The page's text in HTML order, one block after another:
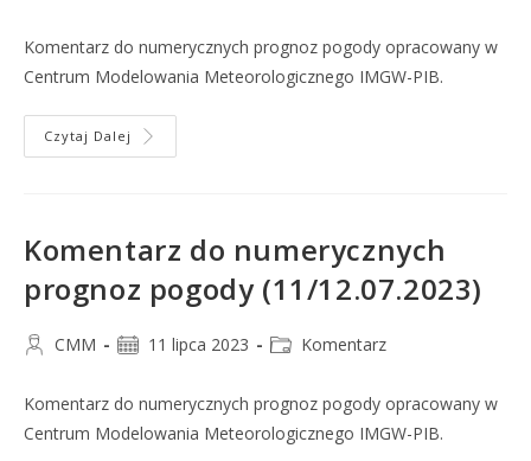
Komentarz do numerycznych prognoz pogody opracowany w
Centrum Modelowania Meteorologicznego IMGW-PIB.
Czytaj Dalej
Komentarz do numerycznych
prognoz pogody (11/12.07.2023)
CMM 11 lipca 2023 Komentarz
Komentarz do numerycznych prognoz pogody opracowany w
Centrum Modelowania Meteorologicznego IMGW-PIB.